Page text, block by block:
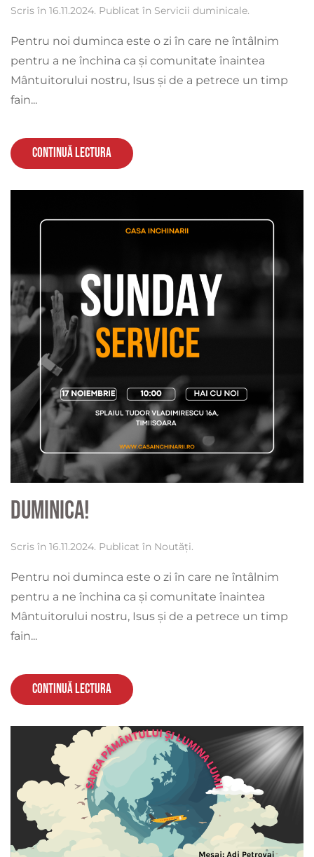
Scris în 16.11.2024. Publicat în Servicii duminicale.
Pentru noi duminca este o zi în care ne întâlnim
pentru a ne închina ca și comunitate înaintea
Mântuitorului nostru, Isus și de a petrece un timp
fain...
Continuă lectura
Duminica!
Scris în 16.11.2024. Publicat în Noutăți.
Pentru noi duminca este o zi în care ne întâlnim
pentru a ne închina ca și comunitate înaintea
Mântuitorului nostru, Isus și de a petrece un timp
fain...
Continuă lectura